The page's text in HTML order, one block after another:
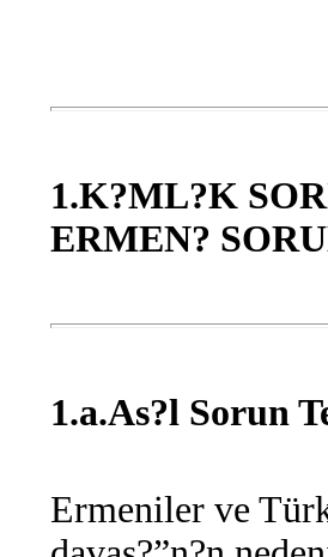
1.K?ML?K
ERMEN?
1.a.As?l Sorun
Ermeniler ve